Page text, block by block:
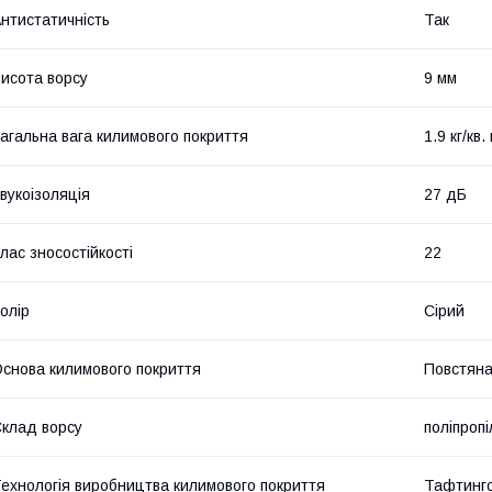
Так
ворсу 9 мм
вага килимового покриття 1.9 кг/кв.
27 дБ
зносостійкості 22
Сірий
килимового покриття Повстяна
ворсу
виробництва килимового покриття